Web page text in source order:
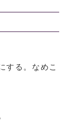
する。なめこ